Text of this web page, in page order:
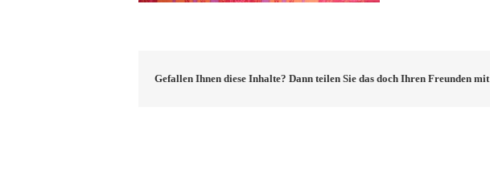
Gefallen Ihnen diese Inhalte? Dann teilen Sie das doch Ihren Freunden mit